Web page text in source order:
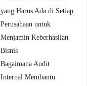
yang Harus Ada di Setiap
Perusahaan untuk
Menjamin Keberhasilan
Bisnis
Bagaimana Audit
Internal Membantu